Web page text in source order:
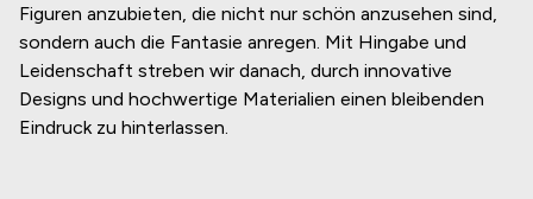
Figuren anzubieten, die nicht nur schön anzusehen sind,
sondern auch die Fantasie anregen. Mit Hingabe und
Leidenschaft streben wir danach, durch innovative
Designs und hochwertige Materialien einen bleibenden
Eindruck zu hinterlassen.